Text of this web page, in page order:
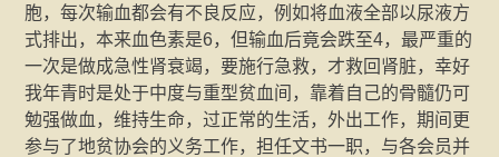
胞，每次输血都会有不良反应，例如将血液全部以尿液方
式排出，本来血色素是6，但输血后竟会跌至4，最严重的
一次是做成急性肾衰竭，要施行急救，才救回肾脏，幸好
我年青时是处于中度与重型贫血间，靠着自己的骨髓仍可
勉强做血，维持生命，过正常的生活，外出工作，期间更
参与了地贫协会的义务工作，担任文书一职，与各会员并